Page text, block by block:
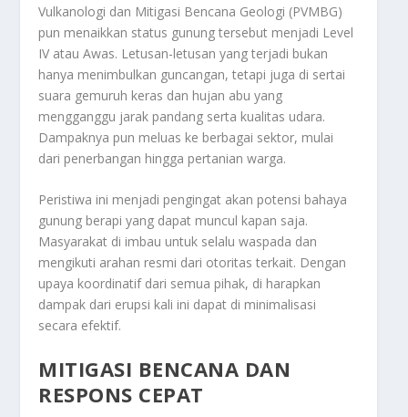
Vulkanologi dan Mitigasi Bencana Geologi (PVMBG)
pun menaikkan status gunung tersebut menjadi Level
IV atau Awas. Letusan-letusan yang terjadi bukan
hanya menimbulkan guncangan, tetapi juga di sertai
suara gemuruh keras dan hujan abu yang
mengganggu jarak pandang serta kualitas udara.
Dampaknya pun meluas ke berbagai sektor, mulai
dari penerbangan hingga pertanian warga.
Peristiwa ini menjadi pengingat akan potensi bahaya
gunung berapi yang dapat muncul kapan saja.
Masyarakat di imbau untuk selalu waspada dan
mengikuti arahan resmi dari otoritas terkait. Dengan
upaya koordinatif dari semua pihak, di harapkan
dampak dari erupsi kali ini dapat di minimalisasi
secara efektif.
MITIGASI BENCANA DAN
RESPONS CEPAT